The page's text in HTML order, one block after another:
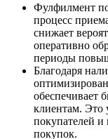
Фулфилмент
процесс
снижает
оперативно
периоды
Благодаря
обеспечивает
клиентам. Это
покупателей
покупок.